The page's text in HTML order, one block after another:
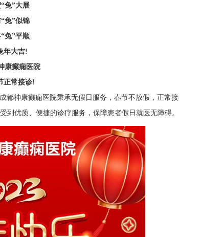
兔”大展
兔”似锦
兔”平顺
年大吉!
康癫痫医院
正常接诊!
都神康癫痫医院秉承无假日服务，春节不放假，正常接
优质、便捷的诊疗服务，保障患者假日就医无障碍。